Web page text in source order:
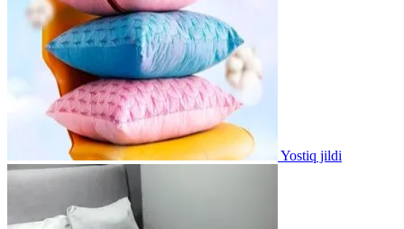
Yostiq jildi